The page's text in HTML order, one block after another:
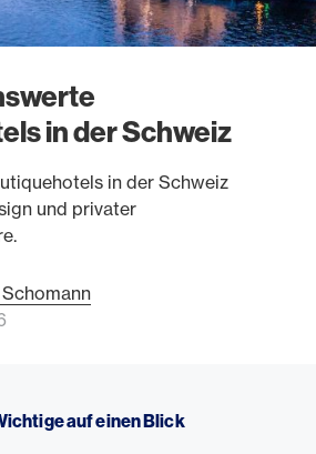
in der Schweiz
in der Schweiz
und privater
auf einen Blick